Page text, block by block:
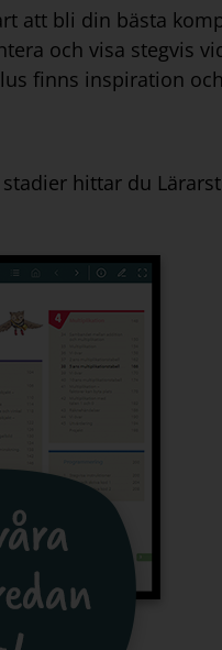
att bli din bästa
och visa stegvis
finns inspiration
hittar du